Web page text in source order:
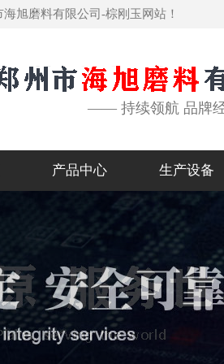
旭磨料有限公司-棕刚玉网站！
—— 持续领航 品牌
产品中心 生产设备